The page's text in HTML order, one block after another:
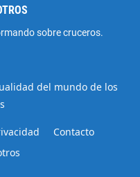
sobre cruceros.
del mundo de los
Contacto